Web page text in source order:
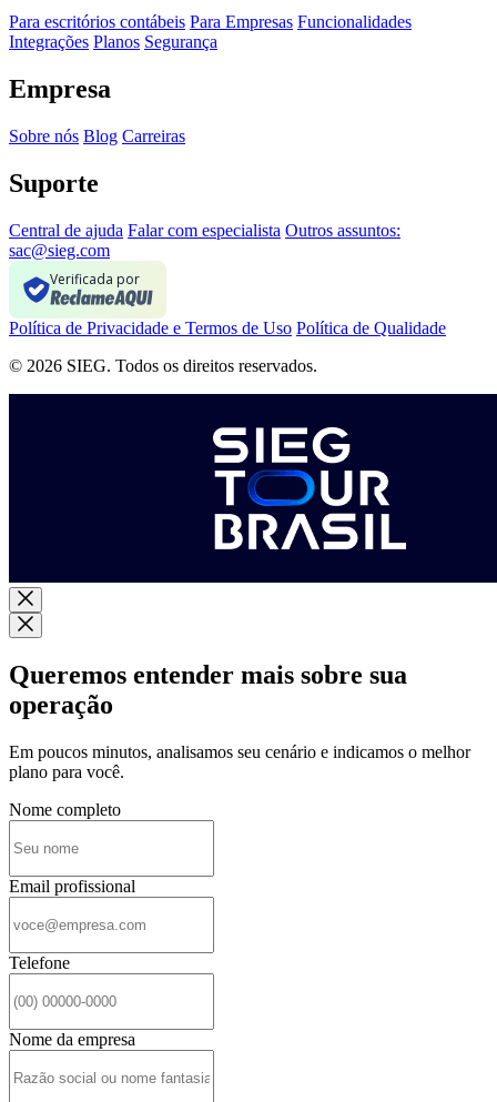
Para escritórios contábeis Para Empresas Funcionalidades
Integrações Planos Segurança
Empresa
Sobre nós Blog Carreiras
Suporte
Central de ajuda Falar com especialista Outros assuntos:
sac@sieg.com
Verificada por
Política de Privacidade e Termos de Uso Política de Qualidade
© 2026 SIEG. Todos os direitos reservados.
Queremos entender mais sobre sua
operação
Em poucos minutos, analisamos seu cenário e indicamos o melhor
plano para você.
Nome completo
Email profissional
Telefone
Nome da empresa